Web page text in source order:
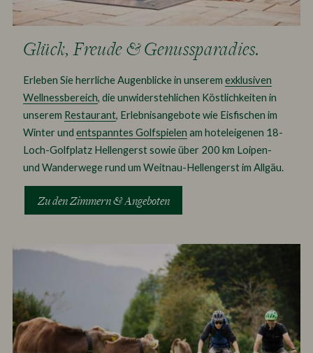
Glück, Freude & Genussparadies.
Erleben Sie herrliche Augenblicke in unseremexklusiven
Wellnessbereich, die unwiderstehlichen Köstlichkeiten in
unserem Restaurant, Erlebnisangebote wie Eisfischen im
Winter undentspanntes Golfspielen am hoteleigenen 18-
Loch-Golfplatz Hellengerst sowie über 200 km Loipen-
und Wanderwege rund um Weitnau-Hellengerst im Allgäu.
Zu den Zimmern & Angeboten